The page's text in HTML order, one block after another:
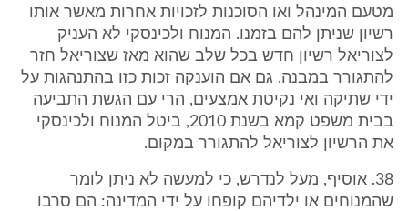
מטעם המינהל ואו הסוכנות לזכויות אחרות מאשר אותו
רשיון שניתן להם בזמנו. המנוח ולכינסקי לא העניק
לצוריאל רשיון חדש בכל שלב שהוא מאז שצוריאל חזר
להתגורר במבנה. גם אם הוענקה זכות כזו בהתנהגות על
ידי שתיקה ואי נקיטת אמצעים, הרי עם הגשת התביעה
בבית משפט קמא בשנת 2010, ביטל המנוח ולכינסקי
את הרשיון לצוריאל להתגורר במקום.
38. אוסיף, מעל לנדרש, כי למעשה לא ניתן לומר
שהמנוחים או ילדיהם קופחו על ידי המדינה: הם סרבו